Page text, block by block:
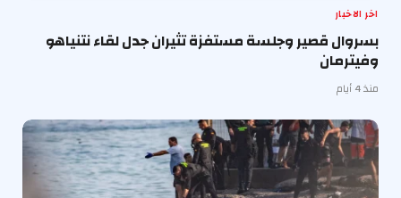
اخر الاخبار
بسروال قصير وجلسة مستفزة تثيران جدل لقاء نتنياهو
وفيترمان
منذ 4 أيام